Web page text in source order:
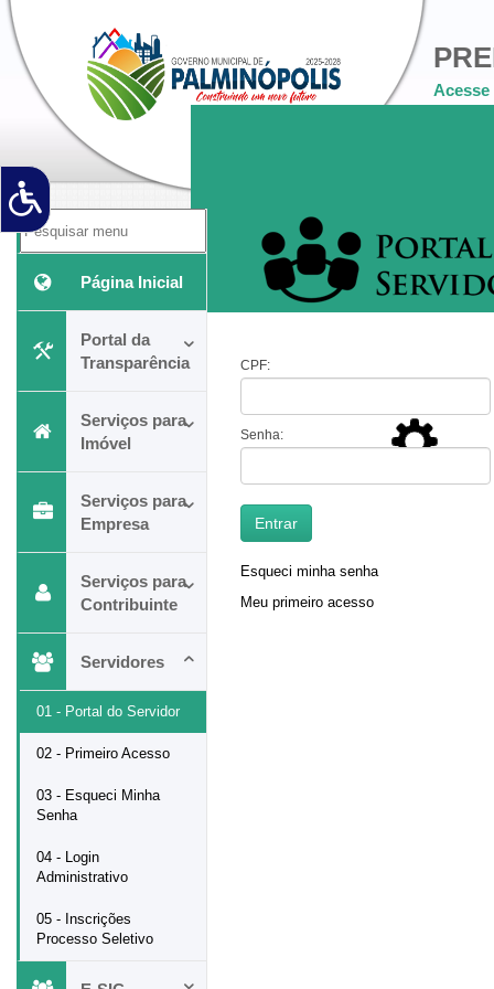
Acesse
Página Inicial
Portal da
Transparência
Serviços para
Imóvel
Serviços para
Empresa
Serviços para
Contribuinte
Servidores
01 - Portal do Servidor
02 - Primeiro Acesso
03 - Esqueci Minha
Senha
04 - Login
Administrativo
05 - Inscrições
Processo Seletivo
CPF:
Senha:
Esqueci minha senha
Meu primeiro acesso